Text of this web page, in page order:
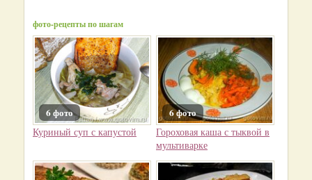
фото-рецепты по шагам
6 фото
Куриный суп с капустой
6 фото
Гороховая каша с тыквой в
мультиварке